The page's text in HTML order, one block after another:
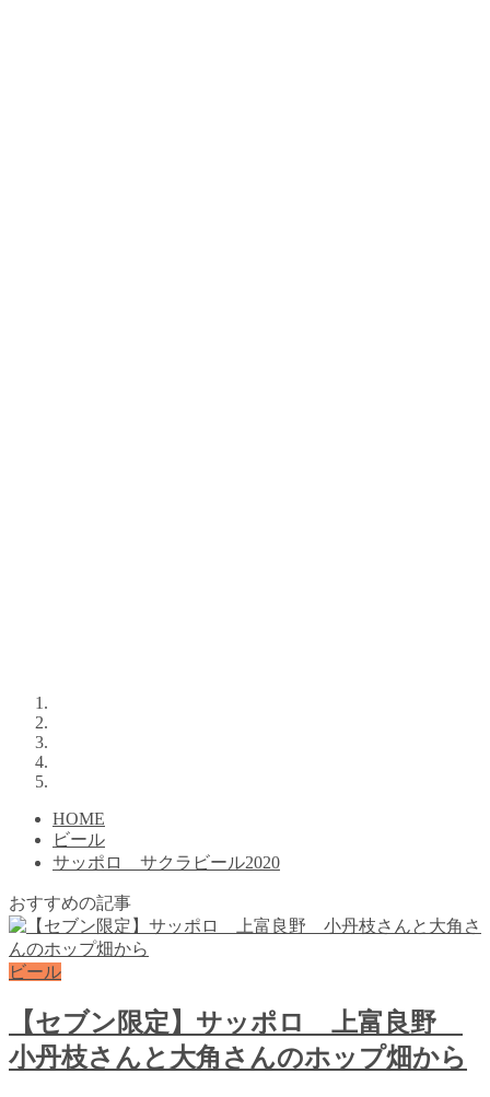
HOME
ビール
サッポロ サクラビール2020
おすすめの記事
ビール
【セブン限定】サッポロ 上富良野
小丹枝さんと大角さんのホップ畑から